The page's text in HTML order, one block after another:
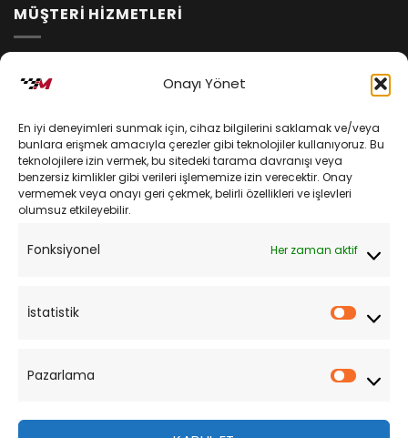
Onayı Yönet
En iyi deneyimleri sunmak için, cihaz bilgilerini saklamak ve/veya
bunlara erişmek amacıyla çerezler gibi teknolojiler kullanıyoruz. Bu
teknolojilere izin vermek, bu sitedeki tarama davranışı veya
benzersiz kimlikler gibi verileri işlememize izin verecektir. Onay
vermemek veya onayı geri çekmek, belirli özellikleri ve işlevleri
olumsuz etkileyebilir.
Fonksiyonel Her zaman aktif
İstatistik
Pazarlama
MÜŞTERİ HİZMETLERİ
Kişisel Verilerin Korunması
Mesafeli Satış Sözleşmesi
Sipariş Takibi